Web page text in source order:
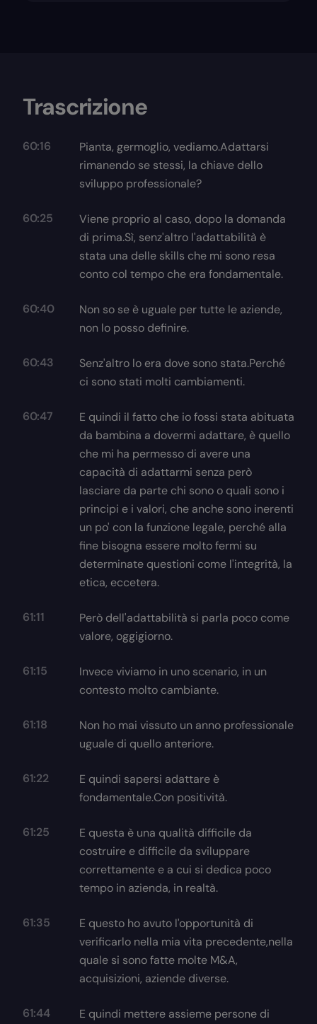
Trascrizione
60:16
Pianta, germoglio, vediamo.Adattarsi
rimanendo se stessi, la chiave dello
sviluppo professionale?
60:25
Viene proprio al caso, dopo la domanda
di prima.Sì, senz'altro l'adattabilità è
stata una delle skills che mi sono resa
conto col tempo che era fondamentale.
60:40
Non so se è uguale per tutte le aziende,
non lo posso definire.
60:43
Senz'altro lo era dove sono stata.Perché
ci sono stati molti cambiamenti.
60:47
E quindi il fatto che io fossi stata abituata
da bambina a dovermi adattare, è quello
che mi ha permesso di avere una
capacità di adattarmi senza però
lasciare da parte chi sono o quali sono i
principi e i valori, che anche sono inerenti
un po' con la funzione legale, perché alla
fine bisogna essere molto fermi su
determinate questioni come l'integrità, la
etica, eccetera.
61:11
Però dell'adattabilità si parla poco come
valore, oggigiorno.
61:15
Invece viviamo in uno scenario, in un
contesto molto cambiante.
61:18
Non ho mai vissuto un anno professionale
uguale di quello anteriore.
61:22
E quindi sapersi adattare è
fondamentale.Con positività.
61:25
E questa è una qualità difficile da
costruire e difficile da sviluppare
correttamente e a cui si dedica poco
tempo in azienda, in realtà.
61:35
E questo ho avuto l'opportunità di
verificarlo nella mia vita precedente,nella
quale si sono fatte molte M&A,
acquisizioni, aziende diverse.
61:44
E quindi mettere assieme persone di